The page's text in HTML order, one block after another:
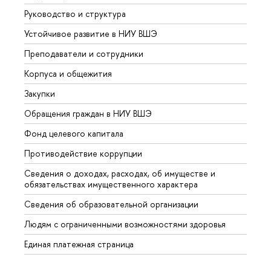
Руководство и структура
Устойчивое развитие в НИУ ВШЭ
Преподаватели и сотрудники
Корпуса и общежития
Закупки
Обращения граждан в НИУ ВШЭ
Фонд целевого капитала
Противодействие коррупции
Сведения о доходах, расходах, об имуществе и
обязательствах имущественного характера
Сведения об образовательной организации
Людям с ограниченными возможностями здоровья
Единая платежная страница